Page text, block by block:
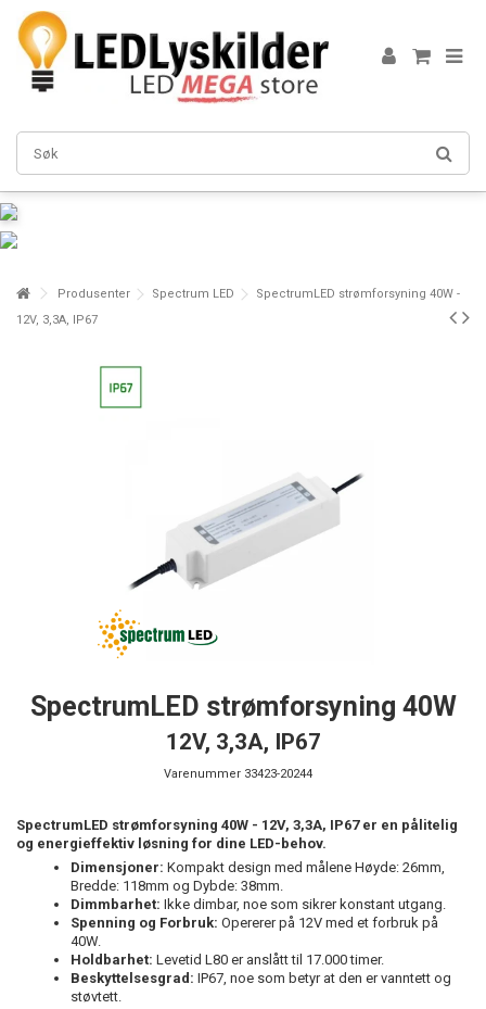
Produsenter Spectrum LED
SpectrumLED strømforsyning 40W -
12V, 3,3A, IP67
SpectrumLED strømforsyning 40W
12V, 3,3A, IP67
Varenummer 33423-20244
SpectrumLED strømforsyning 40W - 12V, 3,3A, IP67 er en pålitelig
og energieffektiv løsning for dine LED-behov.
Dimensjoner: Kompakt design med målene Høyde: 26mm,
Bredde: 118mm og Dybde: 38mm.
Dimmbarhet: Ikke dimbar, noe som sikrer konstant utgang.
Spenning og Forbruk: Opererer på 12V med et forbruk på
40W.
Holdbarhet: Levetid L80 er anslått til 17.000 timer.
Beskyttelsesgrad: IP67, noe som betyr at den er vanntett og
støvtett.